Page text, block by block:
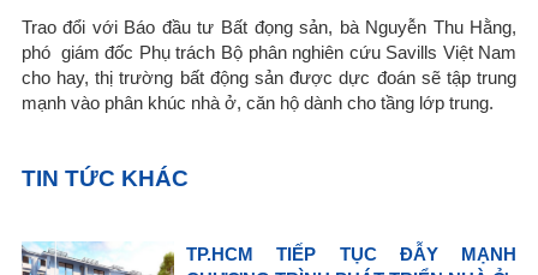
Trao đổi với Báo đầu tư Bất đọng sản, bà Nguyễn Thu Hằng,
phó giám đốc Phụ trách Bộ phân nghiên cứu Savills Việt Nam
cho hay, thị trường bất động sản được dực đoán sẽ tập trung
mạnh vào phân khúc nhà ở, căn hộ dành cho tầng lớp trung.
TIN TỨC KHÁC
TP.HCM TIẾP TỤC ĐẪY MẠNH